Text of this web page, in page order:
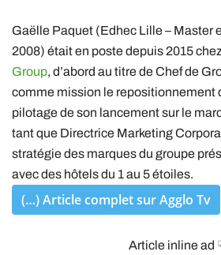
Gaëlle Paquet (Edhec Lille – Master
2008) était en poste depuis 2015 chez
Group, d’abord au titre de Chef de
comme mission le repositionnement
pilotage de son lancement sur le
tant que Directrice Marketing
stratégie des marques du groupe
avec des hôtels du 1 au 5 étoiles.
(…) Article complet sur Agglo Tv
Article inline ad